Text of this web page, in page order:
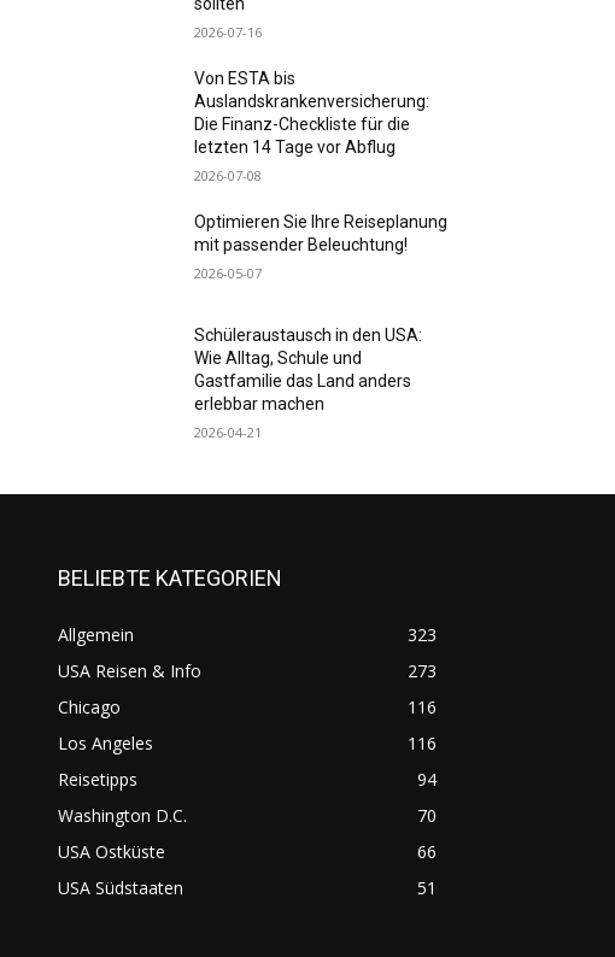
2026-07-16
Von ESTA bis
Auslandskrankenversicherung:
Die Finanz-Checkliste für die
letzten 14 Tage vor Abflug
2026-07-08
Optimieren Sie Ihre Reiseplanung
mit passender Beleuchtung!
2026-05-07
Schüleraustausch in den USA:
Wie Alltag, Schule und
Gastfamilie das Land anders
erlebbar machen
2026-04-21
BELIEBTE KATEGORIEN
Allgemein
323
USA Reisen & Info
273
Chicago
116
Los Angeles
116
Reisetipps
94
Washington D.C.
70
USA Ostküste
66
USA Südstaaten
51